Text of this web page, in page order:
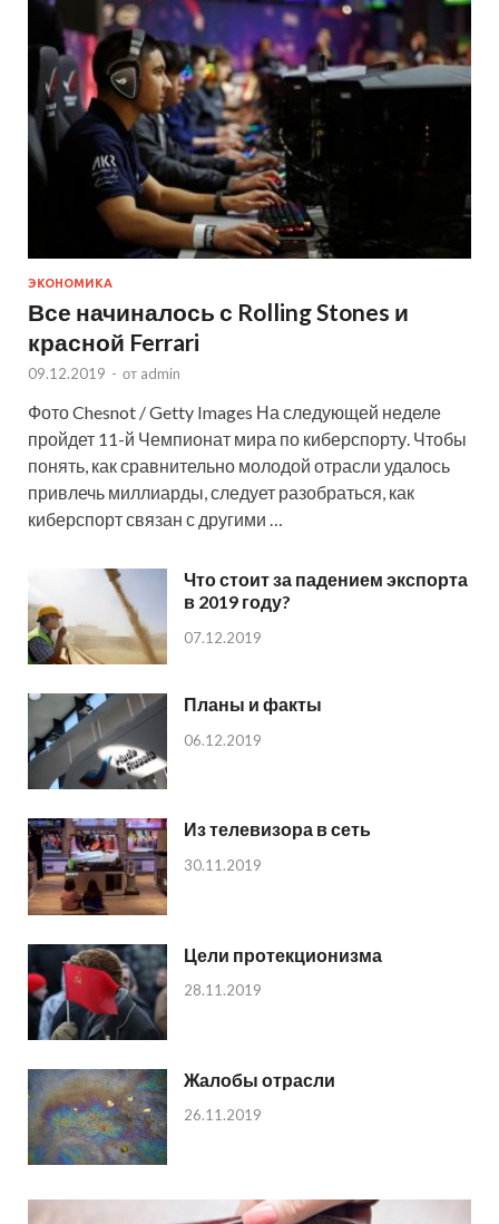
ЭКОНОМИКА
Все начиналось с Rolling Stones и
красной Ferrari
09.12.2019 - от admin
Фото Chesnot / Getty Images На следующей неделе
пройдет 11-й Чемпионат мира по киберспорту. Чтобы
понять, как сравнительно молодой отрасли удалось
привлечь миллиарды, следует разобраться, как
киберспорт связан с другими …
Что стоит за падением экспорта
в 2019 году?
07.12.2019
Планы и факты
06.12.2019
Из телевизора в сеть
30.11.2019
Цели протекционизма
28.11.2019
Жалобы отрасли
26.11.2019